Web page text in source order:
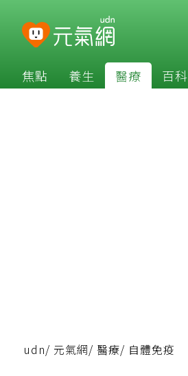
焦點 養生 醫療 百科
udn/ 元氣網/ 醫療/ 自體免疫